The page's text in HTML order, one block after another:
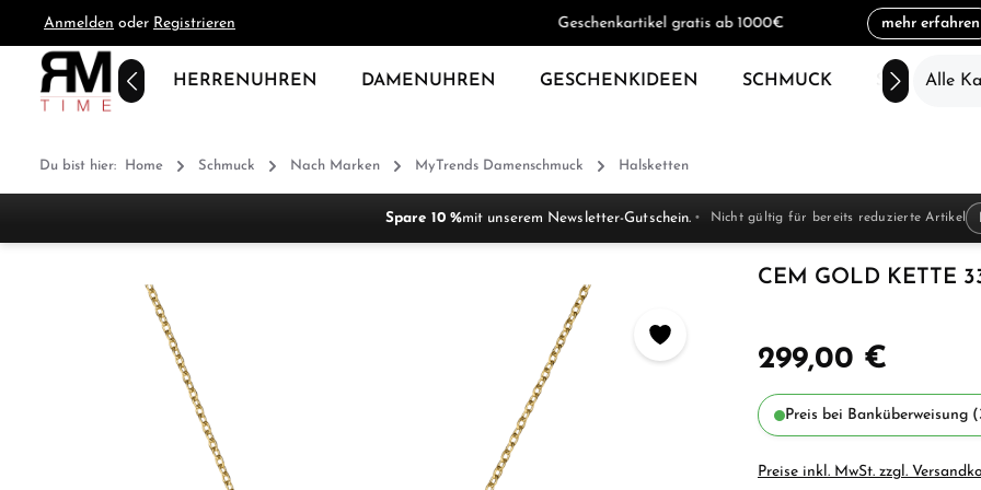
Zur Hauptnavigation springen
Anmelden oder Registrieren
3% Skonto bei Zahlung per Vorkasse (Überweisung)
Geschenkartikel gratis ab 1000€
mehr erfahren
HOME HERRENUHREN DAMENUHREN GESCHENKIDEEN SCHMUCK SALE Alle
Du bist hier: Home Schmuck Nach Marken MyTrends Damenschmuck Halsketten
Spare 10 %mit unserem Newsletter-Gutschein. Nicht gültig für bereits reduzierte Artikel
CEM GOLD KETTE
299,00 €
Preis bei Banküberweisung
Preise inkl. MwSt. zzgl.